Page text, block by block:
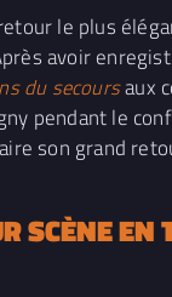
le plus
avoir
du secoursaux
pendant le
son grand
SCÈNE EN